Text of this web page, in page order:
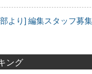
より] 編集スタッフ募
ング